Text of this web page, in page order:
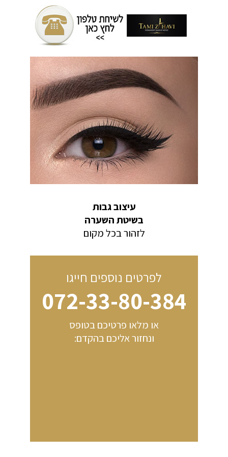
עיצוב גבות
בשיטת השערה
לזהור בכל מקום
לפרטים נוספים חייגו
072-33-80-384
או מלאו פרטיכם בטופס
ונחזור אליכם בהקדם: